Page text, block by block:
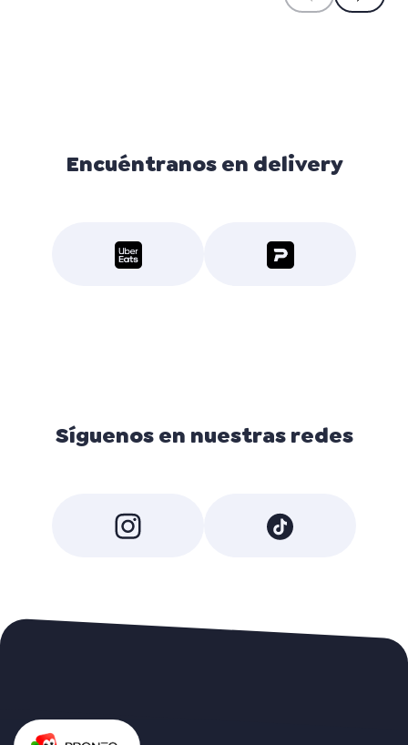
Encuéntranos en delivery
Síguenos en nuestras redes